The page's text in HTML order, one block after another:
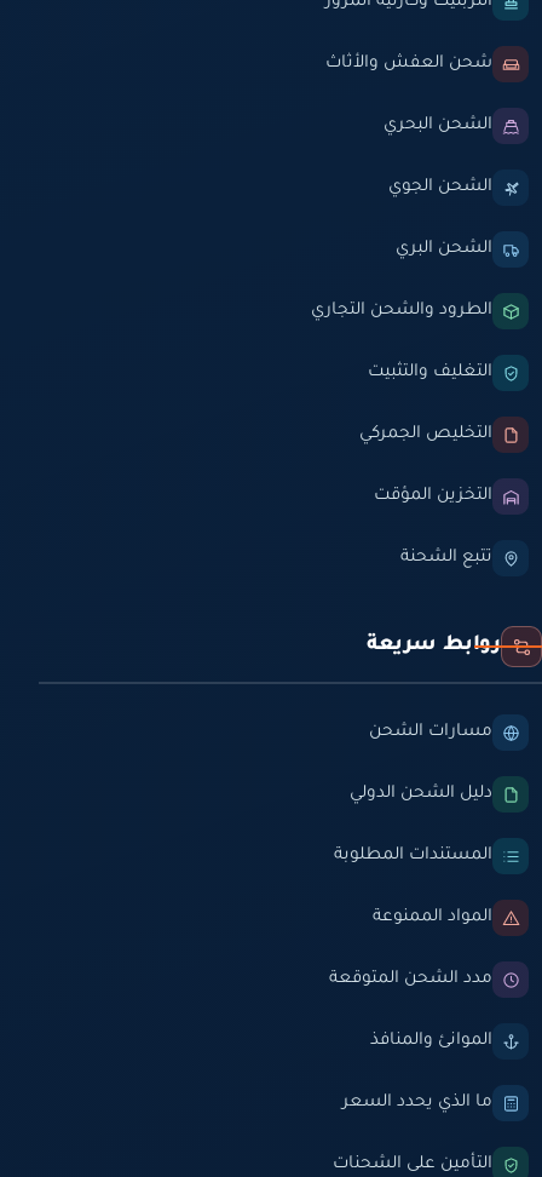
شحن العفش والأثاث
الشحن البحري
الشحن الجوي
الشحن البري
الطرود والشحن التجاري
التغليف والتثبيت
التخليص الجمركي
التخزين المؤقت
تتبع الشحنة
روابط سريعة
مسارات الشحن
دليل الشحن الدولي
المستندات المطلوبة
المواد الممنوعة
مدد الشحن المتوقعة
الموانئ والمنافذ
ما الذي يحدد السعر
التأمين على الشحنات